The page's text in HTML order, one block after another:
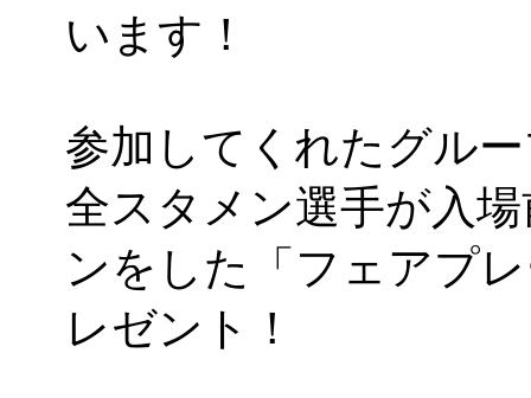
います！
参加してくれたグル
全スタメン選手が入
ンをした「フェアプ
レゼント！